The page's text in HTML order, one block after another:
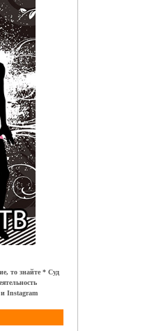
то знайте * Суд
Instagram